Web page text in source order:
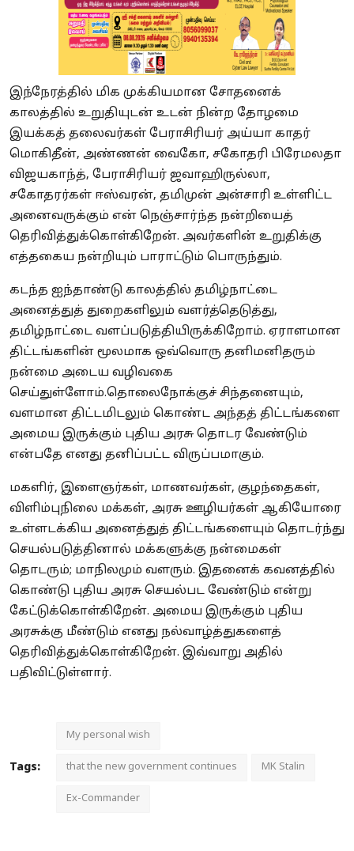
இந்நேரத்தில் மிக முக்கியமான சோதனைக்
காலத்தில் உறுதியுடன் உடன் நின்ற தோழமை
இயக்கத் தலைவர்கள் பேராசிரியர் அய்யா காதர்
மொகிதீன், அண்ணன் வைகோ, சகோதரி பிரேமலதா
விஜயகாந்த், பேராசிரியர் ஜவாஹிருல்லா,
சகோதரர்கள் ஈஸ்வரன், தமிமுன் அன்சாரி உள்ளிட்ட
அனைவருக்கும் என் நெஞ்சார்ந்த நன்றியைத்
தெரிவித்துக்கொள்கிறேன். அவர்களின் உறுதிக்கு
எத்தகைய நன்றியும் பாராட்டும் பொருந்தும்.
கடந்த ஐந்தாண்டு காலத்தில் தமிழ்நாட்டை
அனைத்துத் துறைகளிலும் வளர்த்தெடுத்து,
தமிழ்நாட்டை வளப்படுத்தியிருக்கிறோம். ஏராளமான
திட்டங்களின் மூலமாக ஒவ்வொரு தனிமனிதரும்
நன்மை அடைய வழிவகை
செய்துள்ளோம்.தொலைநோக்குச் சிந்தனையும்,
வளமான திட்டமிடலும் கொண்ட அந்தத் திட்டங்களை
அமைய இருக்கும் புதிய அரசு தொடர வேண்டும்
என்பதே எனது தனிப்பட்ட விருப்பமாகும்.
மகளிர், இளைஞர்கள், மாணவர்கள், குழந்தைகள்,
விளிம்புநிலை மக்கள், அரசு ஊழியர்கள் ஆகியோரை
உள்ளடக்கிய அனைத்துத் திட்டங்களையும் தொடர்ந்து
செயல்படுத்தினால் மக்களுக்கு நன்மைகள்
தொடரும்; மாநிலமும் வளரும். இதனைக் கவனத்தில்
கொண்டு புதிய அரசு செயல்பட வேண்டும் என்று
கேட்டுக்கொள்கிறேன். அமைய இருக்கும் புதிய
அரசுக்கு மீண்டும் எனது நல்வாழ்த்துகளைத்
தெரிவித்துக்கொள்கிறேன். இவ்வாறு அதில்
பதிவிட்டுள்ளார்.
Tags:
My personal wish
that the new government continues MK Stalin
Ex-Commander